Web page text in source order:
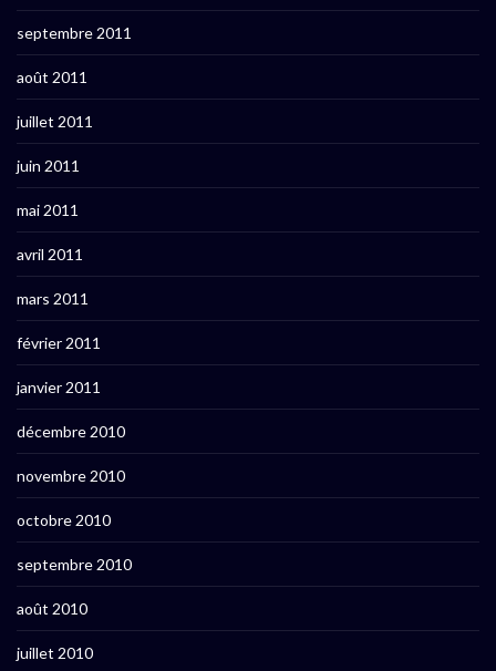
septembre 2011
août 2011
juillet 2011
juin 2011
mai 2011
avril 2011
mars 2011
février 2011
janvier 2011
décembre 2010
novembre 2010
octobre 2010
septembre 2010
août 2010
juillet 2010